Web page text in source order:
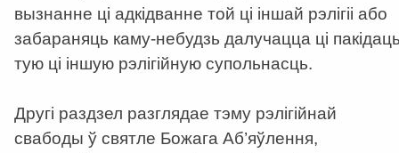
вызнанне ці адкідванне той ці іншай рэлігіі або
забараняць каму-небудзь далучацца ці
тую ці іншую рэлігійную супольнасць.
Другі раздзел разглядае тэму рэлігійнай
свабоды ў святле Божага Аб’яўлення,